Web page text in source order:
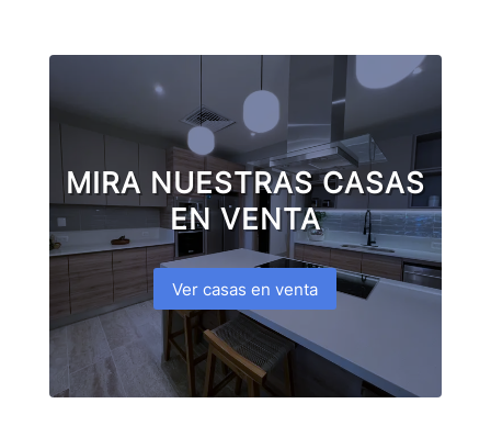
MIRA NUESTRAS CASAS
EN VENTA
Ver casas en venta